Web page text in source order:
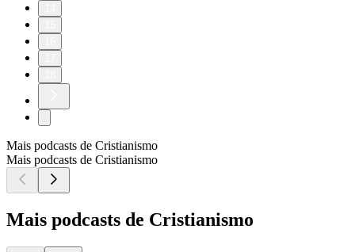
Mais podcasts de Cristianismo
Mais podcasts de Cristianismo
Mais podcasts de Cristianismo